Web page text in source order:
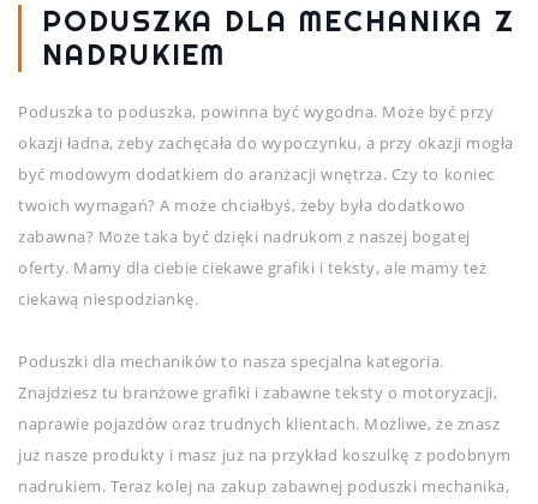
PODUSZKA DLA MECHANIKA Z
NADRUKIEM
Poduszka to poduszka, powinna być wygodna. Może być przy
okazji ładna, żeby zachęcała do wypoczynku, a przy okazji mogła
być modowym dodatkiem do aranżacji wnętrza. Czy to koniec
twoich wymagań? A może chciałbyś, żeby była dodatkowo
zabawna? Może taka być dzięki nadrukom z naszej bogatej
oferty. Mamy dla ciebie ciekawe grafiki i teksty, ale mamy też
ciekawą niespodziankę.
Poduszki dla mechaników to nasza specjalna kategoria.
Znajdziesz tu branżowe grafiki i zabawne teksty o motoryzacji,
naprawie pojazdów oraz trudnych klientach. Możliwe, że znasz
już nasze produkty i masz już na przykład koszulkę z podobnym
nadrukiem. Teraz kolej na zakup zabawnej poduszki mechanika,